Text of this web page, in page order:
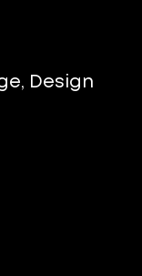
Design